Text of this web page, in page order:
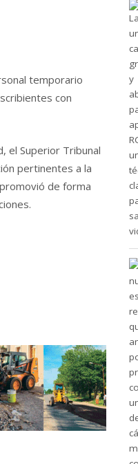
temporario
con
el Superior Tribunal
pertinentes a la
de forma